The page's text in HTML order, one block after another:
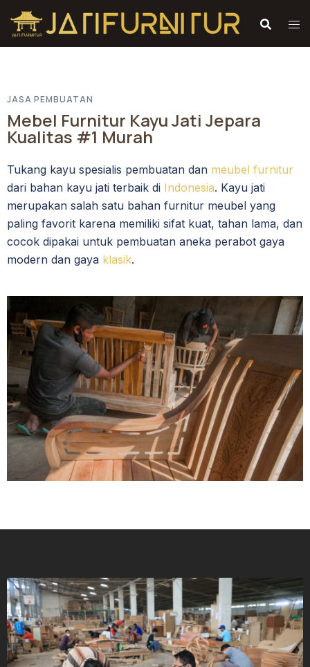
JASA PEMBUATAN
Mebel Furnitur Kayu Jati Jepara
Kualitas #1 Murah
Tukang kayu spesialis pembuatan dan meubel furnitur
dari bahan kayu jati terbaik di Indonesia. Kayu jati
merupakan salah satu bahan furnitur meubel yang
paling favorit karena memiliki sifat kuat, tahan lama, dan
cocok dipakai untuk pembuatan aneka perabot gaya
modern dan gaya klasik.